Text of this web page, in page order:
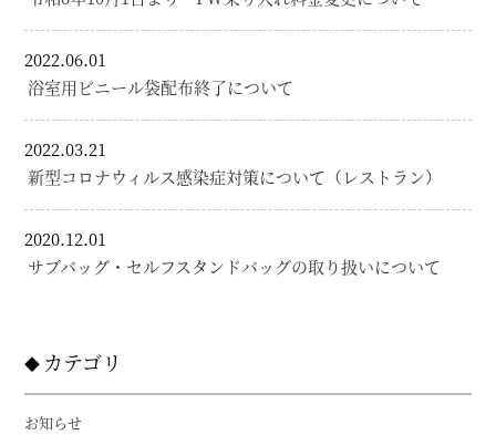
2022.06.01
浴室用ビニール袋配布終了について
2022.03.21
新型コロナウィルス感染症対策について（レストラン）
2020.12.01
サブバッグ・セルフスタンドバッグの取り扱いについて
カテゴリ
お知らせ